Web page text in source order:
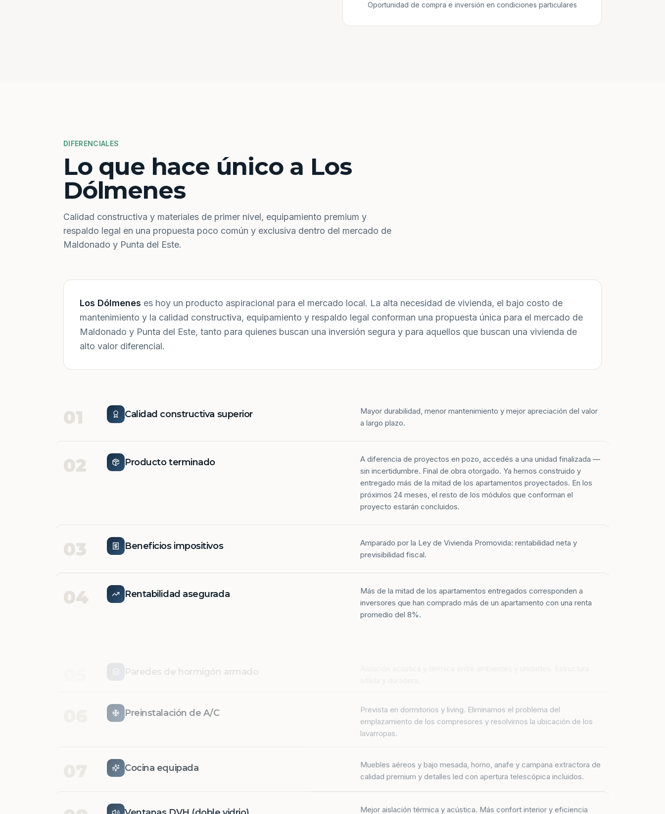
Oportunidad de compra e inversión en condiciones particulares
DIFERENCIALES
Lo que hace único a Los
Dólmenes
Calidad constructiva y materiales de primer nivel, equipamiento premium y
respaldo legal en una propuesta poco común y exclusiva dentro del mercado de
Maldonado y Punta del Este.
Los Dólmenes es hoy un producto aspiracional para el mercado local. La alta necesidad de vivienda, el bajo costo de
mantenimiento y la calidad constructiva, equipamiento y respaldo legal conforman una propuesta única para el mercado de
Maldonado y Punta del Este, tanto para quienes buscan una inversión segura y para aquellos que buscan una vivienda de
alto valor diferencial.
01 Calidad constructiva superior
Mayor durabilidad, menor mantenimiento y mejor apreciación del valor
a largo plazo.
02 Producto terminado
A diferencia de proyectos en pozo, accedés a una unidad finalizada —
sin incertidumbre. Final de obra otorgado. Ya hemos construido y
entregado más de la mitad de los apartamentos proyectados. En los
próximos 24 meses, el resto de los módulos que conforman el
proyecto estarán concluidos.
03 Beneficios impositivos
Amparado por la Ley de Vivienda Promovida: rentabilidad neta y
previsibilidad fiscal.
04 Rentabilidad asegurada
Más de la mitad de los apartamentos entregados corresponden a
inversores que han comprado más de un apartamento con una renta
promedio del 8%.
emplazamiento de los compresores y resolvimos la ubicación de los
lavarropas.
Cocina equipada
calidad premium y detalles led con apertura telescópica incluidos.
Ventanas DVH (doble vidrio) Mejor aislación térmica y acústica. Más confort interior y eficiencia